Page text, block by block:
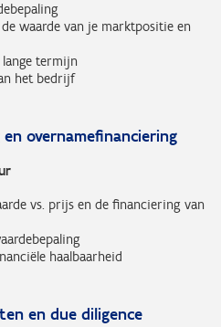
waarde van je marktpositie en
termijn
het bedrijf
en overnamefinanciering
vs. prijs en de financiering van
haalbaarheid
en due diligence